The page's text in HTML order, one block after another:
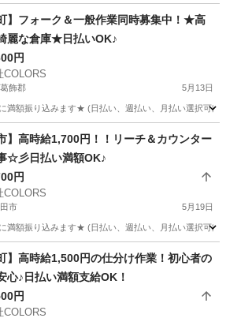
時給
】フォーク＆一般作業同時募集中！★高
麗な倉庫★日払いOK♪
円
COLORS
飾郡 5月13日
満額振り込みます★ (日払い、週払い、月払い選択可
時給
】高時給1,700円！！リーチ＆カウンター
☆彡日払い満額OK♪
円
COLORS
市 5月19日
満額振り込みます★ (日払い、週払い、月払い選択可
時給
】高時給1,500円の仕分け作業！初心者の
心♪日払い満額支給OK！
円
COLORS